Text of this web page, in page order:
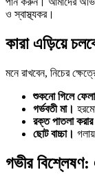
ও স্বাস্থ্যকর।
কারা এড়িয়ে
মনে রাখবেন, নিচের
শুকনো গিলে
গর্ভবতী মা।
রক্ত পাতলা
ছোট বাচ্চা।
গভীর বিশ্লেষণ: